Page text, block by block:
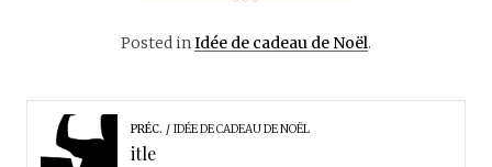
Posted inIdée de cadeau de Noël.
PRÉC. IDÉE DE CADEAU DE NOËL
itle